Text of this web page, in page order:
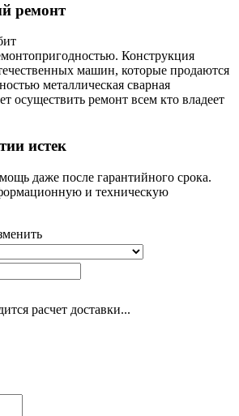
ремонт
Конструкция
машин, которые продаются
металлическая сварная
осуществить ремонт всем кто владеет
истек
даже после гарантийного срока.
и техническую
расчет доставки...